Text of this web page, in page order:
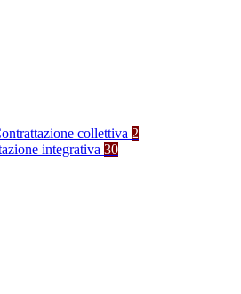
collettiva 2
integrativa 30